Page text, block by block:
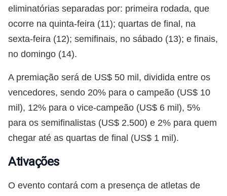
eliminatórias separadas por: primeira rodada, que
ocorre na quinta-feira (11); quartas de final, na
sexta-feira (12); semifinais, no sábado (13); e finais,
no domingo (14).
A premiação será de US$ 50 mil, dividida entre os
vencedores, sendo 20% para o campeão (US$ 10
mil), 12% para o vice-campeão (US$ 6 mil), 5%
para os semifinalistas (US$ 2.500) e 2% para quem
chegar até as quartas de final (US$ 1 mil).
Ativações
O evento contará com a presença de atletas de